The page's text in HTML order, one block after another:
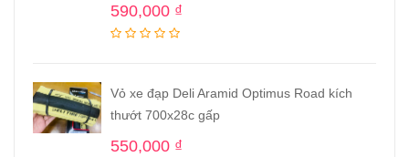
590,000 ₫
Vỏ xe đạp Deli Aramid Optimus Road kích
thướt 700x28c gấp
550,000 ₫